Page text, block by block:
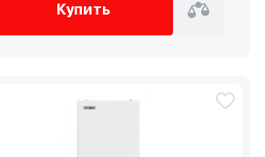
Купить